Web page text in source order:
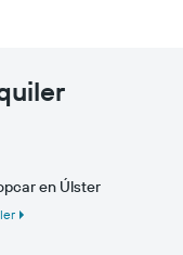
en Úlster